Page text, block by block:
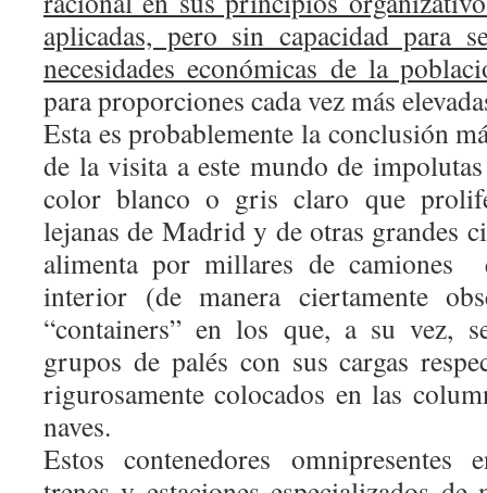
aplicadas, pero sin capacidad para
necesidades económicas de la
para proporciones cada vez más
Esta es probablemente la conclusión
de la visita a este mundo de
color blanco o gris claro que
lejanas de Madrid y de otras grandes
alimenta por millares de camiones
interior (de manera ciertamente
“containers” en los que, a su vez,
grupos de palés con sus cargas
rigurosamente colocados en las
naves.
Estos contenedores omnipresentes